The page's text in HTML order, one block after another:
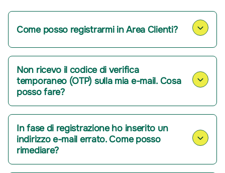
Come posso registrarmi in Area Clienti?
Non ricevo il codice di verifica
temporaneo (OTP) sulla mia e-mail. Cosa
posso fare?
In fase di registrazione ho inserito un
indirizzo e-mail errato. Come posso
rimediare?